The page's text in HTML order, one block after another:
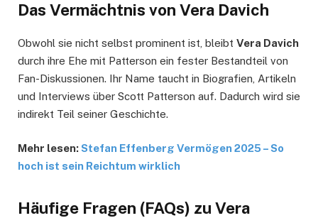
Das Vermächtnis von Vera Davich
Obwohl sie nicht selbst prominent ist, bleibt Vera Davich
durch ihre Ehe mit Patterson ein fester Bestandteil von
Fan-Diskussionen. Ihr Name taucht in Biografien, Artikeln
und Interviews über Scott Patterson auf. Dadurch wird sie
indirekt Teil seiner Geschichte.
Mehr lesen:Stefan Effenberg Vermögen 2025 – So
hoch ist sein Reichtum wirklich
Häufige Fragen (FAQs) zu Vera